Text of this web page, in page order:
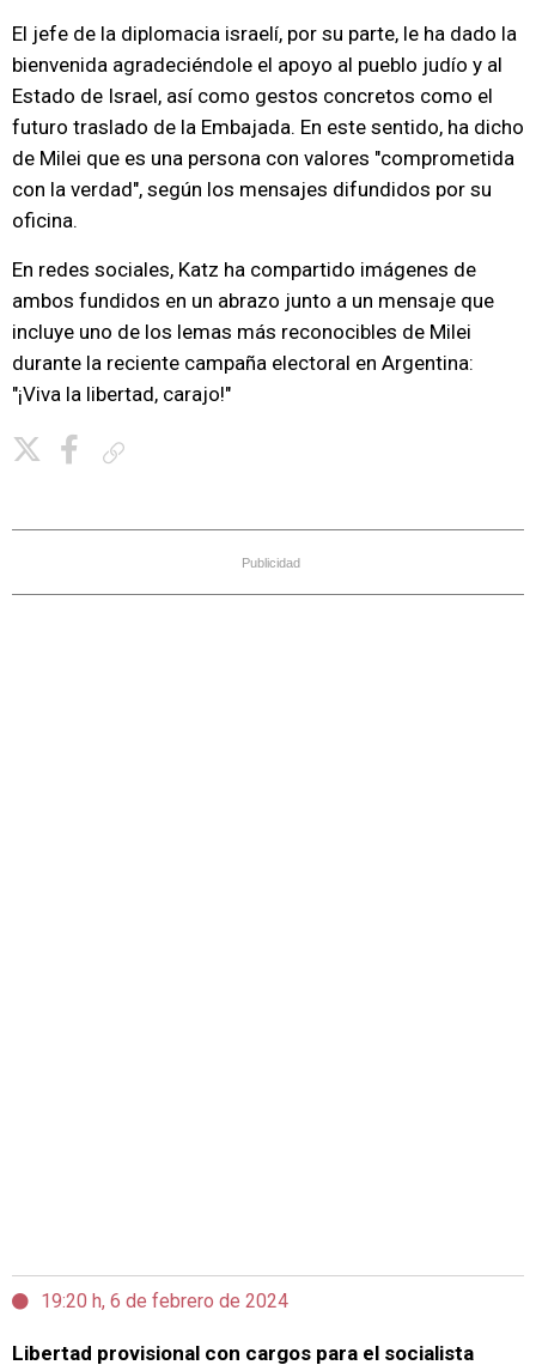
El jefe de la diplomacia israelí, por su parte, le ha dado la
bienvenida agradeciéndole el apoyo al pueblo judío y al
Estado de Israel, así como gestos concretos como el
futuro traslado de la Embajada. En este sentido, ha dicho
de Milei que es una persona con valores "comprometida
con la verdad", según los mensajes difundidos por su
oficina.
En redes sociales, Katz ha compartido imágenes de
ambos fundidos en un abrazo junto a un mensaje que
incluye uno de los lemas más reconocibles de Milei
durante la reciente campaña electoral en Argentina:
"¡Viva la libertad, carajo!"
Publicidad
19:20 h, 6 de febrero de 2024
Libertad provisional con cargos para el socialista